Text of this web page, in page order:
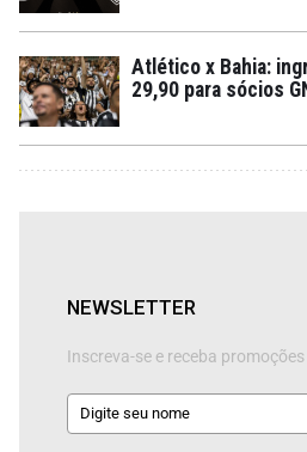
Atlético x Bahia:
29,90 para sócios
NEWSLETTER
Inscreva-se e receba